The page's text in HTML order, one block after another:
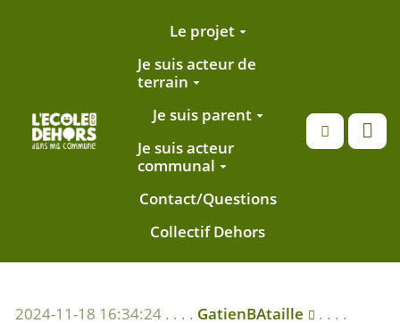
Aller au contenu principalLe projet
Je suis acteur de
terrain
Je suis parent
Je suis acteur
communal
Contact/Questions
Collectif Dehors
2024-11-18 16:34:24 . . . . GatienBAtaille
. . . .